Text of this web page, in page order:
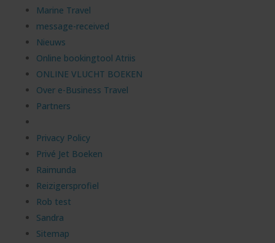
Marine Travel
message-received
Nieuws
Online bookingtool Atriis
ONLINE VLUCHT BOEKEN
Over e-Business Travel
Partners
Privacy Policy
Privé Jet Boeken
Raimunda
Reizigersprofiel
Rob test
Sandra
Sitemap